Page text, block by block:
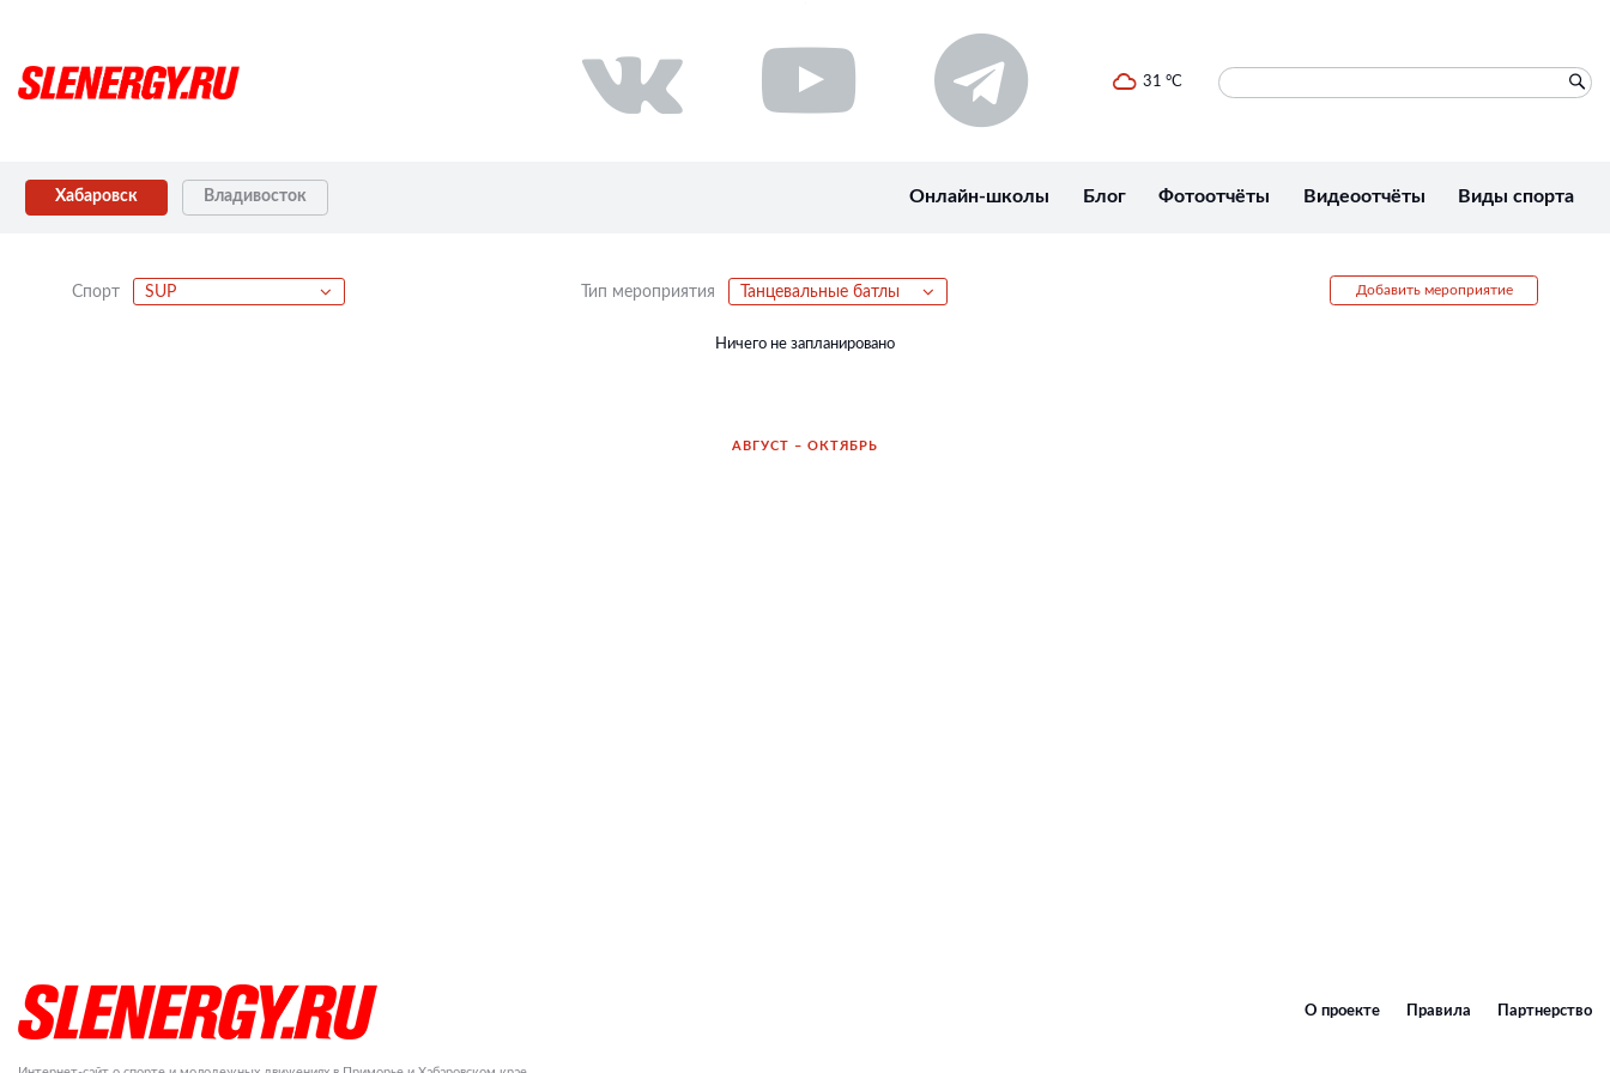
31 °C
Хабаровск Владивосток Онлайн-школы Блог Фотоотчёты Видеоотчёты Виды спорта
Спорт SUP Тип мероприятия Танцевальные батлы Добавить мероприятие
Ничего не запланировано
АВГУСТ – ОКТЯБРЬ
О проекте Правила Партнерство